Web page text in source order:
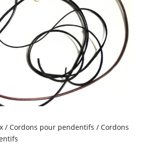
/ Cordons pour pendentifs / Cordons